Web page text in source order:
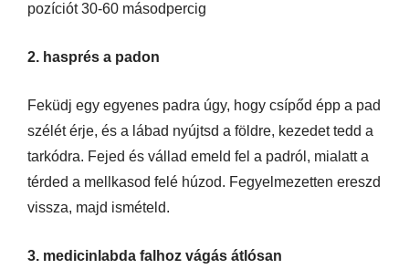
pozíciót 30-60 másodpercig
2. hasprés a padon
Feküdj egy egyenes padra úgy, hogy csípőd épp a pad
szélét érje, és a lábad nyújtsd a földre, kezedet tedd a
tarkódra. Fejed és vállad emeld fel a padról, mialatt a
térded a mellkasod felé húzod. Fegyelmezetten ereszd
vissza, majd ismételd.
3. medicinlabda falhoz vágás átlósan